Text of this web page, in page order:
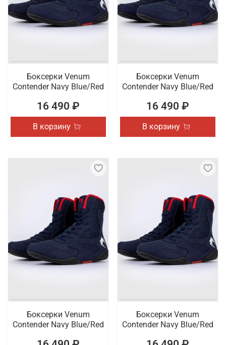
Боксерки Venum
Contender Navy Blue/Red
16 490 ₽
В корзину
Боксерки Venum
Contender Navy Blue/Red
16 490 ₽
В корзину
Боксерки Venum
Contender Navy Blue/Red
Боксерки Venum
Contender Navy Blue/Red